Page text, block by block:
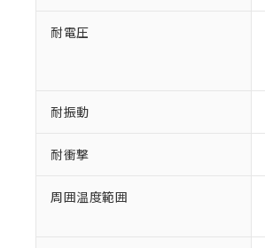
耐電圧
耐振動
耐衝撃
周囲温度範囲